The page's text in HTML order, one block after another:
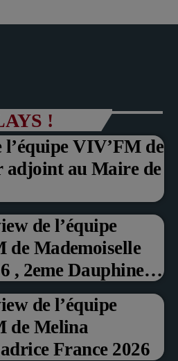
!
l’équipe VIV’FM de
adjoint au Maire de
de l’équipe
de Mademoiselle
, 2eme Dauphine et
, Marche aux
Noyon 2026
de l’équipe
de Melina
France 2026